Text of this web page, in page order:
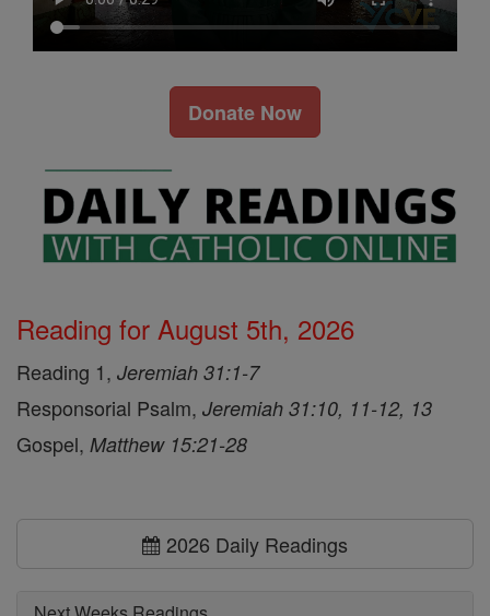
Donate Now
Reading for August 5th, 2026
Reading 1, Jeremiah 31:1-7
Responsorial Psalm, Jeremiah 31:10, 11-12, 13
Gospel, Matthew 15:21-28
2026 Daily Readings